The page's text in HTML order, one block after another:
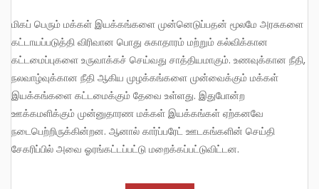
மிகப் பெரும் மக்கள் இயக்கங்களை முன்னெடுப்பதன் மூலமே அரசுகளை
கட்டாயப்படுத்தி விரிவான பொது சுகாதாரம் மற்றும் கல்விக்கான
கட்டமைப்புகளை உருவாக்கச் செய்வது சாத்தியமாகும். உணவுக்கான நீதி,
நலவாழ்வுக்கான நீதி ஆகிய முழக்கங்களை முன்வைக்கும் மக்கள்
இயக்கங்களை கட்டமைக்கும் தேவை உள்ளது. இதுபோன்ற
ஊக்கமளிக்கும் முன்னுதாரண மக்கள் இயக்கங்கள் ஏற்கனவே
நடைபெற்றிருக்கின்றன. ஆனால் கார்ப்பரேட் ஊடகங்களின் செய்தி
சேகரிப்பில் அவை ஓரங்கட்டப்பட்டு மறைக்கப்பட்டுவிட்டன.